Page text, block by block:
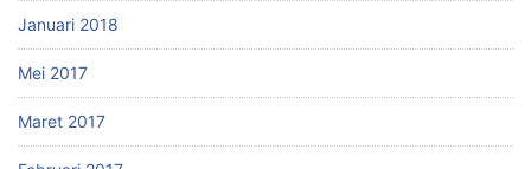
Januari 2018
Mei 2017
Maret 2017